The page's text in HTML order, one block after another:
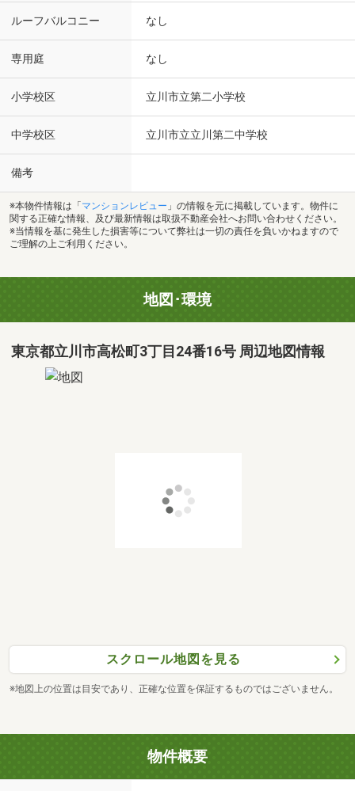
ルーフバルコニー なし
専用庭 なし
小学校区 立川市立第二小学校
中学校区 立川市立立川第二中学校
備考
※本物件情報は「 マンションレビュー 」の情報を元に掲載しています。物件に
関する正確な情報、及び最新情報は取扱不動産会社へお問い合わせください。
※当情報を基に発生した損害等について弊社は一切の責任を負いかねますので
ご理解の上ご利用ください。
地図･環境
東京都立川市高松町3丁目24番16号 周辺地図情報
スクロール地図を見る
※地図上の位置は目安であり、正確な位置を保証するものではございません。
物件概要